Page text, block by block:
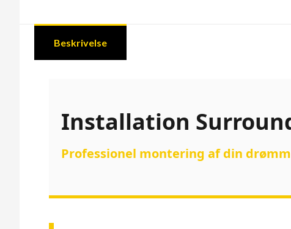
Beskrivelse
Installation
Professionel montering af din